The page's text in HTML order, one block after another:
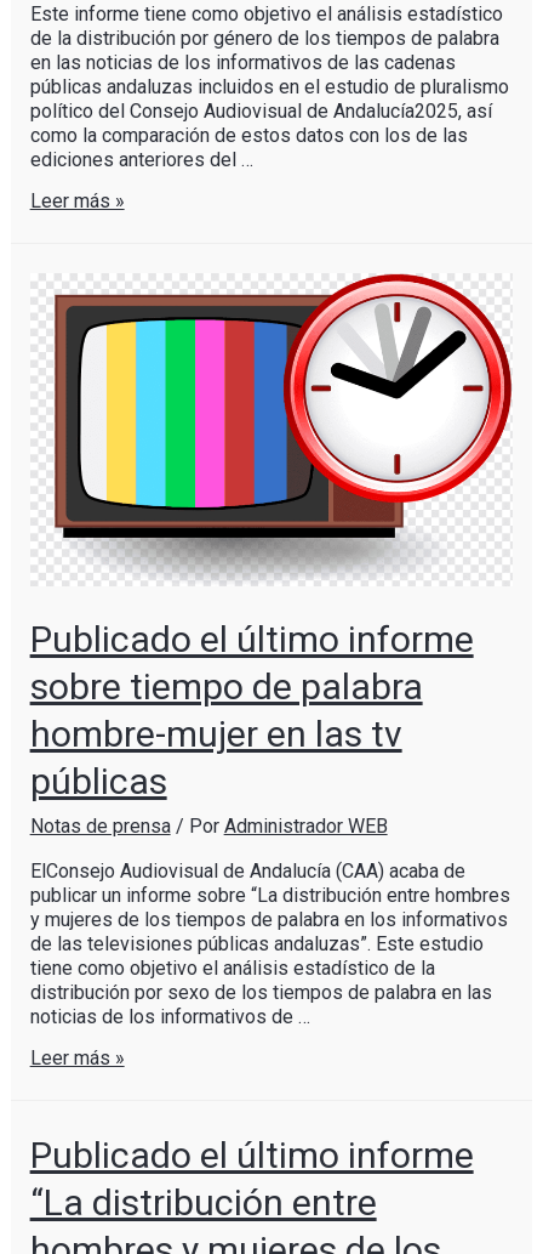
Este informe tiene como objetivo el análisis estadístico
de la distribución por género de los tiempos de palabra
en las noticias de los informativos de las cadenas
públicas andaluzas incluidos en el estudio de pluralismo
político del Consejo Audiovisual de Andalucía2025, así
como la comparación de estos datos con los de las
ediciones anteriores del …
Leer más »
Publicado el último informe
sobre tiempo de palabra
hombre-mujer en las tv
públicas
Notas de prensa/ Por Administrador WEB
ElConsejo Audiovisual de Andalucía (CAA) acaba de
publicar un informe sobre “La distribución entre hombres
y mujeres de los tiempos de palabra en los informativos
de las televisiones públicas andaluzas”. Este estudio
tiene como objetivo el análisis estadístico de la
distribución por sexo de los tiempos de palabra en las
noticias de los informativos de …
Leer más »
Publicado el último informe
“La distribución entre